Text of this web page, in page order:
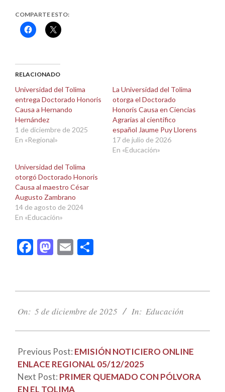
COMPARTE ESTO:
Haz
clic
(Se
abre
una
ventana
nueva)
Haz
clic
(Se
abre
una
ventana
nueva)
RELACIONADO
Universidad del Tolima
entrega Doctorado Honoris
Causa a Hernando
Hernández
1 de diciembre de 2025
En «Regional»
La Universidad del Tolima
otorga el Doctorado
Honoris Causa en Ciencias
Agrarias al científico
español Jaume Puy Llorens
17 de julio de 2026
En «Educación»
Universidad del Tolima
otorgó Doctorado Honoris
Causa al maestro César
Augusto Zambrano
14 de agosto de 2024
En «Educación»
Facebook
Mastodon
Email
12-
On: 5 de diciembre de 2025 In: Educación
Previous Post: EMISIÓN NOTICIERO ONLINE
ENLACE REGIONAL 05/12/2025
Next Post: PRIMER QUEMADO CON PÓLVORA
EN EL TOLIMA